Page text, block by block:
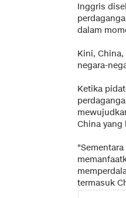
Inggris
dalam
Kini,
negara-
Ketika
China yang
termasuk